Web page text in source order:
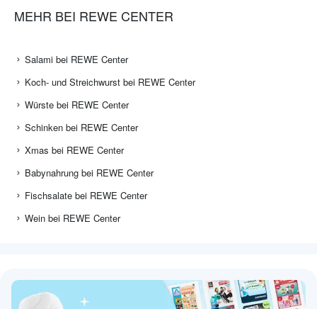
MEHR BEI REWE CENTER
Salami bei REWE Center
Koch- und Streichwurst bei REWE Center
Würste bei REWE Center
Schinken bei REWE Center
Xmas bei REWE Center
Babynahrung bei REWE Center
Fischsalate bei REWE Center
Wein bei REWE Center